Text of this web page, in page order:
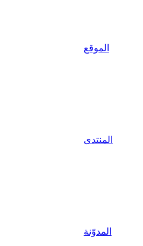
الموقع
المنتدى
المدوّنة